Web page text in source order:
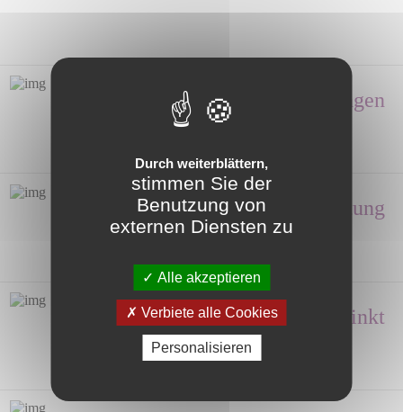
Duschabtrennungen
Ausstattung
Handwasche, Sinkt
Durch weiterblättern,
stimmen Sie der
Benutzung von
externen Diensten zu
Alle akzeptieren
Verbiete alle Cookies
Personalisieren